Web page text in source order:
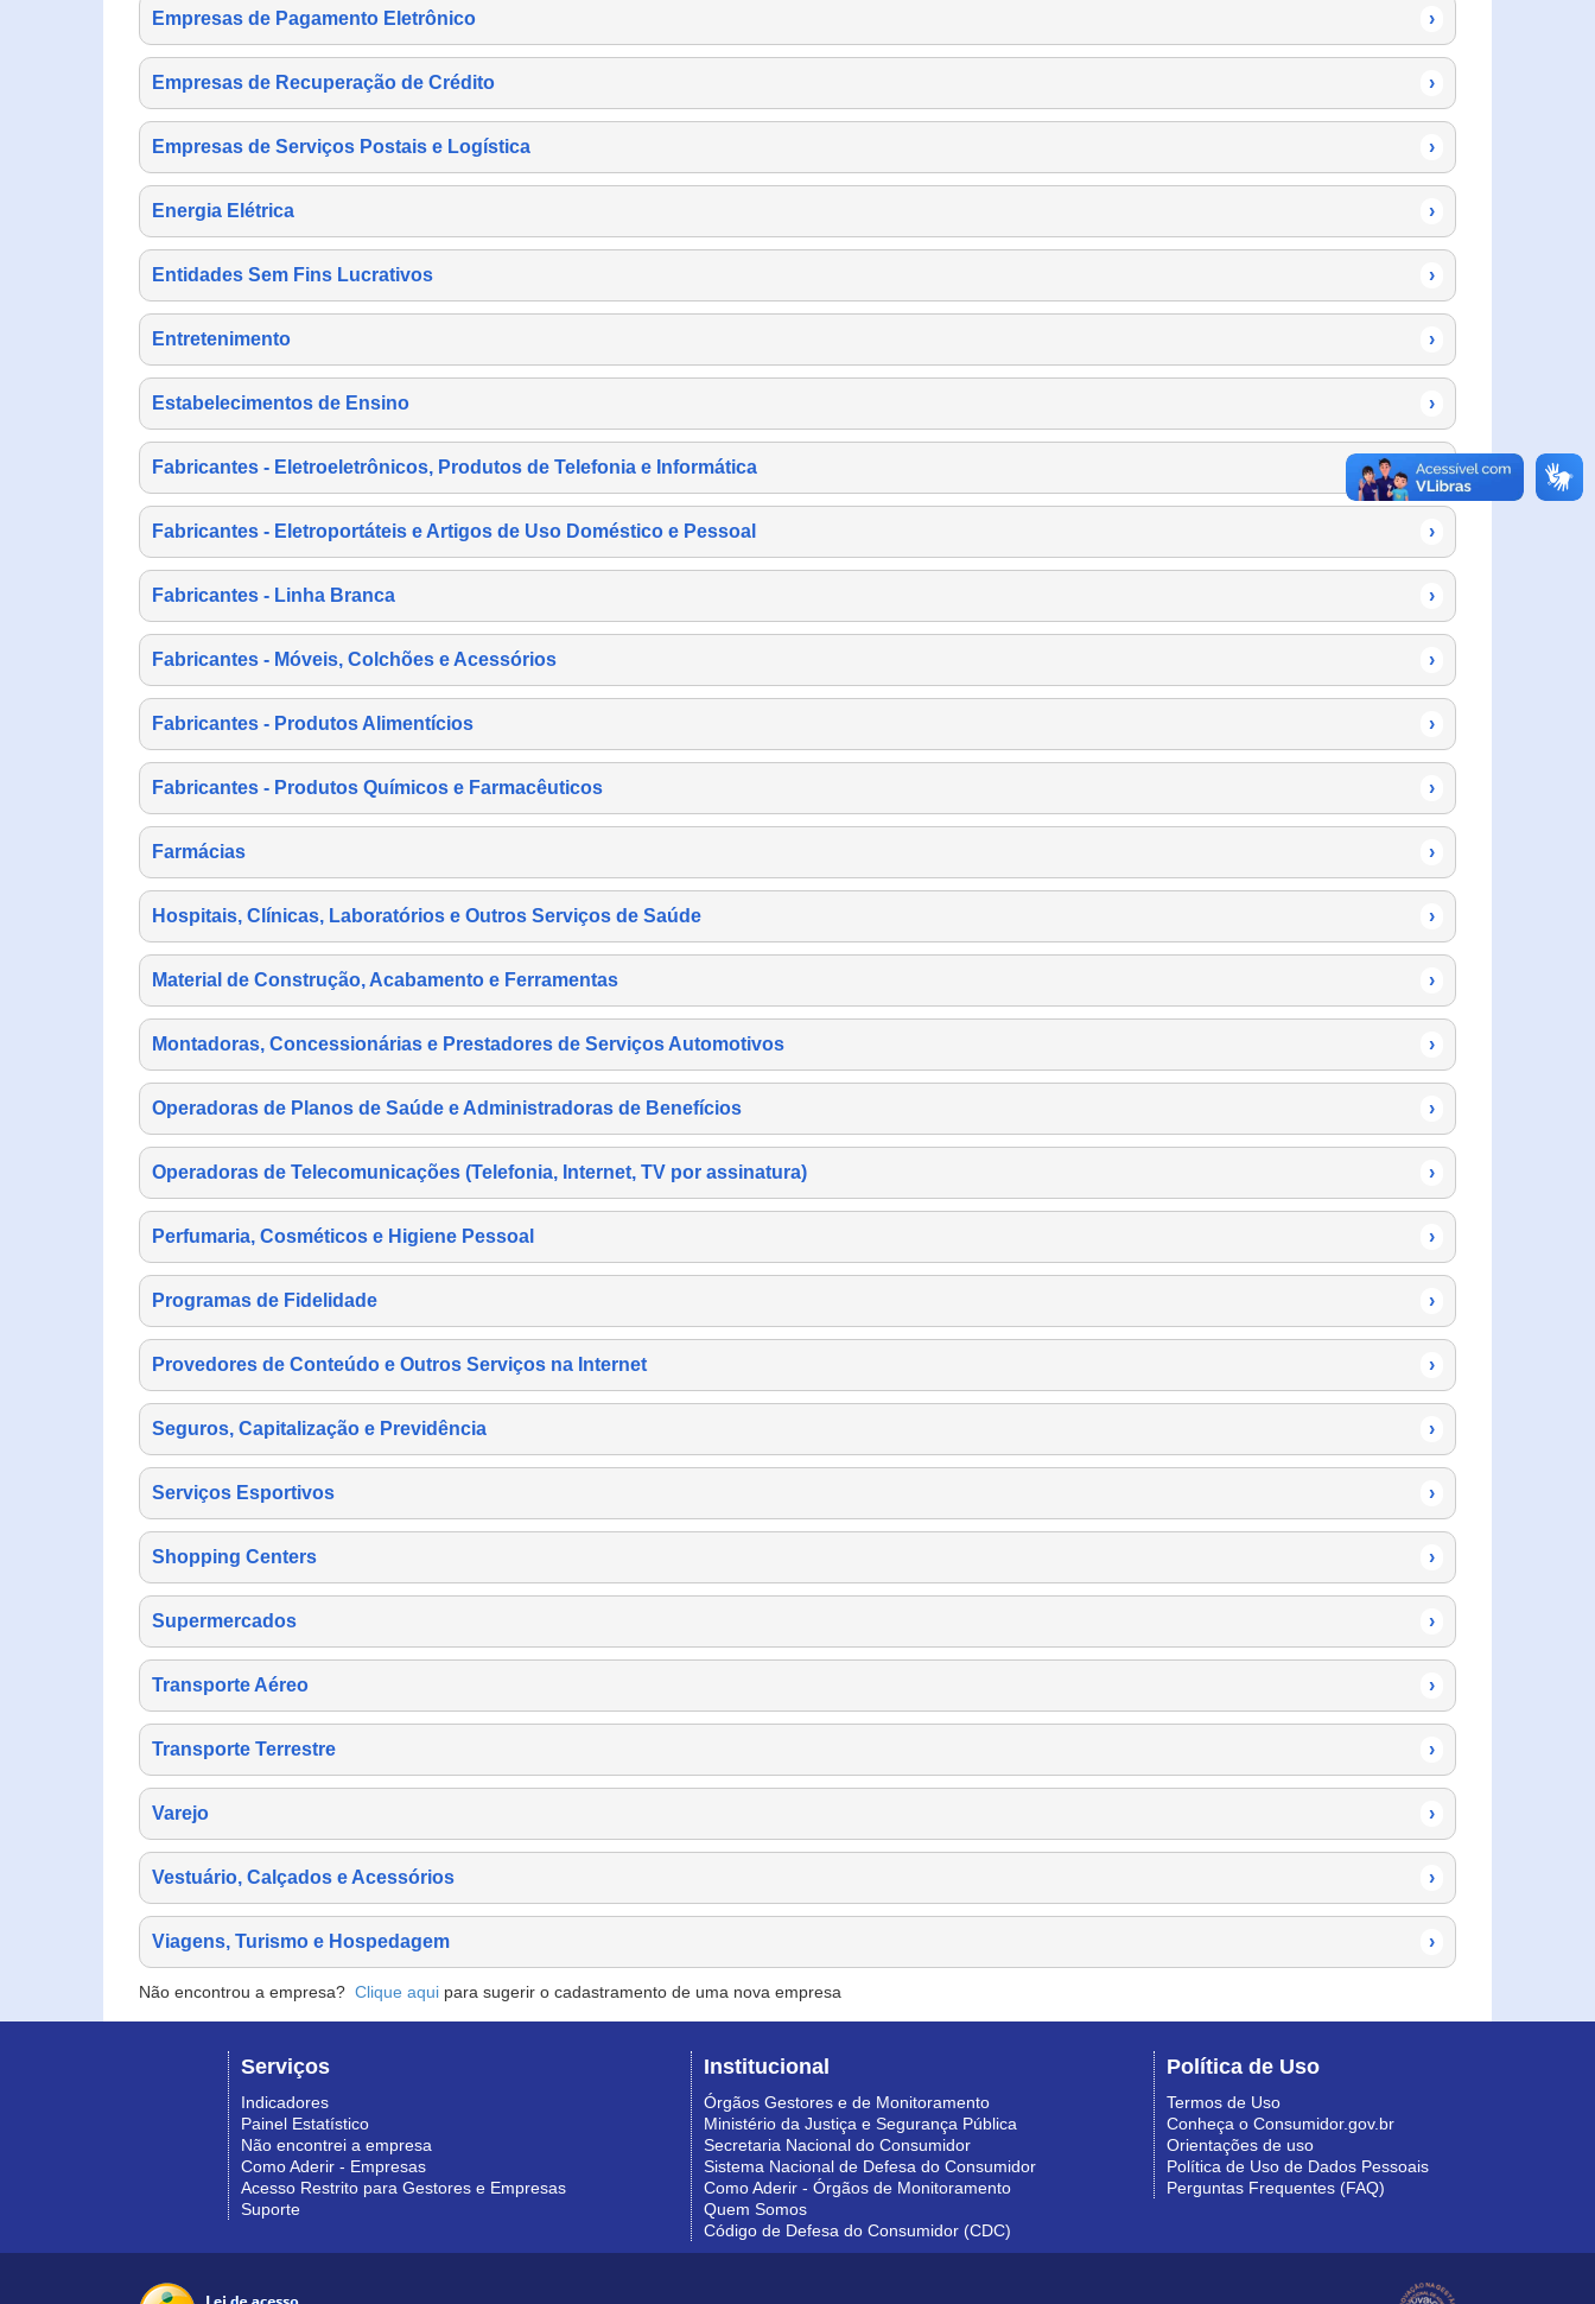
Empresas de Pagamento Eletrônico ›
Empresas de Recuperação de Crédito ›
Empresas de Serviços Postais e Logística ›
Energia Elétrica ›
Entidades Sem Fins Lucrativos ›
Entretenimento ›
Estabelecimentos de Ensino ›
Fabricantes - Eletroeletrônicos, Produtos de Telefonia e Informática ›
Fabricantes - Eletroportáteis e Artigos de Uso Doméstico e Pessoal ›
Fabricantes - Linha Branca ›
Fabricantes - Móveis, Colchões e Acessórios ›
Fabricantes - Produtos Alimentícios ›
Fabricantes - Produtos Químicos e Farmacêuticos ›
Farmácias ›
Hospitais, Clínicas, Laboratórios e Outros Serviços de Saúde ›
Material de Construção, Acabamento e Ferramentas ›
Montadoras, Concessionárias e Prestadores de Serviços Automotivos ›
Operadoras de Planos de Saúde e Administradoras de Benefícios ›
Operadoras de Telecomunicações (Telefonia, Internet, TV por assinatura) ›
Perfumaria, Cosméticos e Higiene Pessoal ›
Programas de Fidelidade ›
Provedores de Conteúdo e Outros Serviços na Internet ›
Seguros, Capitalização e Previdência ›
Serviços Esportivos ›
Shopping Centers ›
Supermercados ›
Transporte Aéreo ›
Transporte Terrestre ›
Varejo ›
Vestuário, Calçados e Acessórios ›
Viagens, Turismo e Hospedagem ›
Não encontrou a empresa? Clique aqui para sugerir o cadastramento de uma nova empresa
Serviços
Indicadores
Painel Estatístico
Não encontrei a empresa
Como Aderir - Empresas
Acesso Restrito para Gestores e Empresas
Suporte
Institucional
Órgãos Gestores e de Monitoramento
Ministério da Justiça e Segurança Pública
Secretaria Nacional do Consumidor
Sistema Nacional de Defesa do Consumidor
Como Aderir - Órgãos de Monitoramento
Quem Somos
Código de Defesa do Consumidor (CDC)
Política de Uso
Termos de Uso
Conheça o Consumidor.gov.br
Orientações de uso
Política de Uso de Dados Pessoais
Perguntas Frequentes (FAQ)